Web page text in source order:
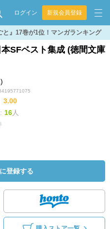
ログイン 新規会員登録
』17巻が1位！マンガランキング
本SFベスト集成 (徳間文庫
3.00
16人
登録する